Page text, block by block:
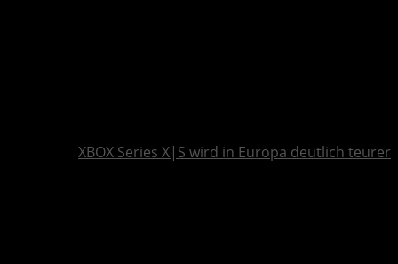
XBOX Series X|S wird in Europa deutlich teurer